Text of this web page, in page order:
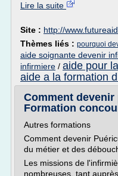
Lire la suite
Site : http://
Thèmes liés : pourquoi
aide soignante devenir
infirmiere / aide pour
aide a la formation
Comment
Formation
Autres formations
Comment devenir
du métier et des
Les missions de
nombreuses, tant